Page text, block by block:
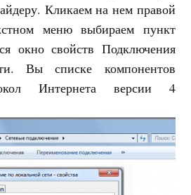
Кликаем на нем правой
меню выбираем пункт
окно свойств Подключения
Вы списке компонентов
Интернета версии 4